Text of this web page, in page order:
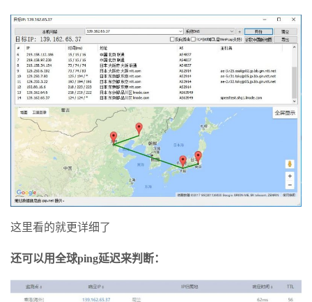
这里看的就更详细了
还可以用全球ping延迟来判断：